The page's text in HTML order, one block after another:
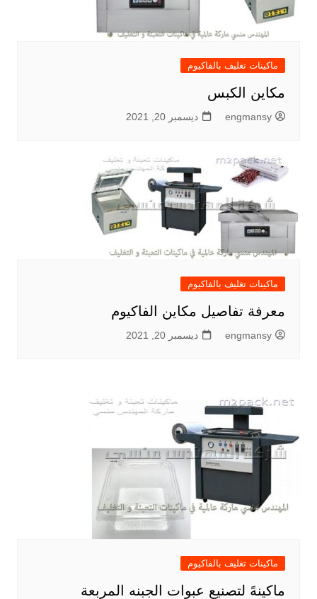
ماكينات تغليف بالفاكيوم
مكاين الكبس
engmansy ديسمبر 20, 2021
ماكينات تغليف بالفاكيوم
معرفة تفاصيل مكاين الفاكيوم
engmansy ديسمبر 20, 2021
ماكينات تغليف بالفاكيوم
ماكينهً لتصنيع عبوات الجبنه المربعة